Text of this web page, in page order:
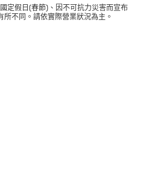
定假日(春節)、因不可抗力災害而宣布
不同。請依實際營業狀況為主。